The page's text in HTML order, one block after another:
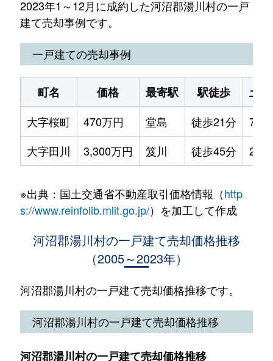
2023年1～12月に成約した河沼郡湯川村の一戸
建て売却事例です。
一戸建ての売却事例
町名 価格 最寄駅 駅徒歩
土
大字桜町
470万円 堂島 徒歩21分
大字田川
3,300万円 笈川 徒歩45分
※出典：国土交通省不動産取引価格情報（http
s://www.reinfolib.mlit.go.jp/）を加工して作成
河沼郡湯川村の一戸建て売却価格推移
（2005～2023年）
河沼郡湯川村の一戸建て売却価格推移です。
河沼郡湯川村の一戸建て売却価格推移
河沼郡湯川村の一戸建て売却価格推移